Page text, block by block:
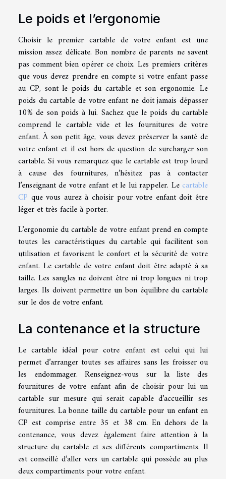
Le poids et l’ergonomie
Choisir le premier cartable de votre enfant est une
mission assez délicate. Bon nombre de parents ne savent
pas comment bien opérer ce choix. Les premiers critères
que vous devez prendre en compte si votre enfant passe
au CP, sont le poids du cartable et son ergonomie. Le
poids du cartable de votre enfant ne doit jamais dépasser
10% de son poids à lui. Sachez que le poids du cartable
comprend le cartable vide et les fournitures de votre
enfant. À son petit âge, vous devez préserver la santé de
votre enfant et il est hors de question de surcharger son
cartable. Si vous remarquez que le cartable est trop lourd
à cause des fournitures, n’hésitez pas à contacter
l’enseignant de votre enfant et le lui rappeler. Lecartable
CP que vous aurez à choisir pour votre enfant doit être
léger et très facile à porter.
L’ergonomie du cartable de votre enfant prend en compte
toutes les caractéristiques du cartable qui facilitent son
utilisation et favorisent le confort et la sécurité de votre
enfant. Le cartable de votre enfant doit être adapté à sa
taille. Les sangles ne doivent être ni trop longues ni trop
larges. Ils doivent permettre un bon équilibre du cartable
sur le dos de votre enfant.
La contenance et la structure
Le cartable idéal pour cotre enfant est celui qui lui
permet d’arranger toutes ses affaires sans les froisser ou
les endommager. Renseignez-vous sur la liste des
fournitures de votre enfant afin de choisir pour lui un
cartable sur mesure qui serait capable d’accueillir ses
fournitures. La bonne taille du cartable pour un enfant en
CP est comprise entre 35 et 38 cm. En dehors de la
contenance, vous devez également faire attention à la
structure du cartable et ses différents compartiments. Il
est conseillé d’aller vers un cartable qui possède au plus
deux compartiments pour votre enfant.